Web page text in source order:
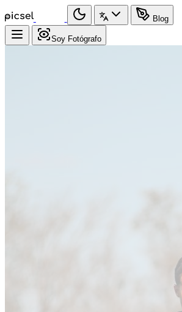
Blog
Soy Fotógrafo